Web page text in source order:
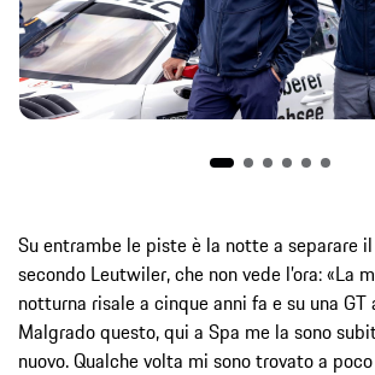
Su entrambe le piste è la notte a separare
secondo Leutwiler, che non vede l’ora: «La
notturna risale a cinque anni fa e su una GT
Malgrado questo, qui a Spa me la sono
nuovo. Qualche volta mi sono trovato a